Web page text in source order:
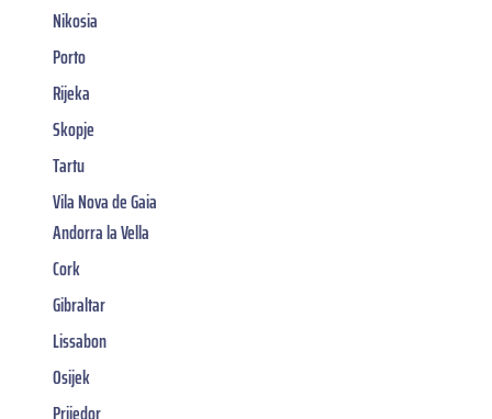
Nikosia
Porto
Rijeka
Skopje
Tartu
Vila Nova de Gaia
Andorra la Vella
Cork
Gibraltar
Lissabon
Osijek